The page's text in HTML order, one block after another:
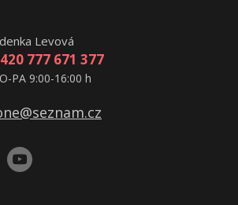
Levová
777 671 377
PA 9:00-16:00 h